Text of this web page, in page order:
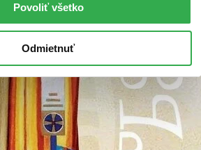
Povoliť všetko
Odmietnuť